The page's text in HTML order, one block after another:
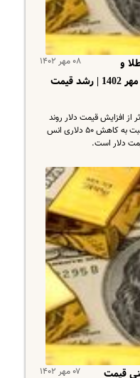
۰۸ مهر ۱۴۰۲
و
سکه 8 مهر 1402 | رشد قیمت
افزایش قیمت دلار روند
صعودی داشت. این در حالی بود که بازار طلا نسبت به کاهش ۵۰ دلاری انس
دلار است.
۰۷ مهر ۱۴۰۲ قیمت